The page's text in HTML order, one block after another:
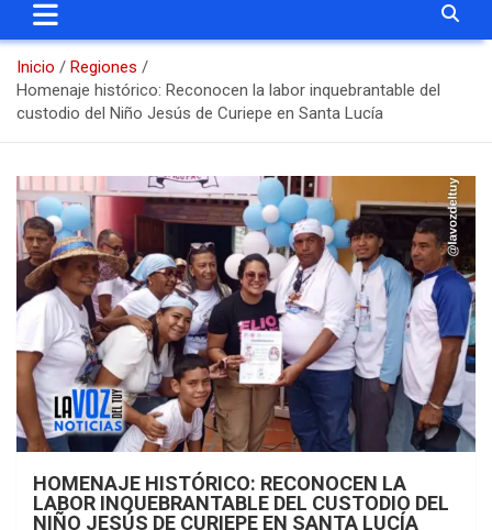
Inicio
Regiones
Homenaje histórico: Reconocen la labor inquebrantable del
custodio del Niño Jesús de Curiepe en Santa Lucía
HOMENAJE HISTÓRICO: RECONOCEN LA
LABOR INQUEBRANTABLE DEL CUSTODIO DEL
NIÑO JESÚS DE CURIEPE EN SANTA LUCÍA